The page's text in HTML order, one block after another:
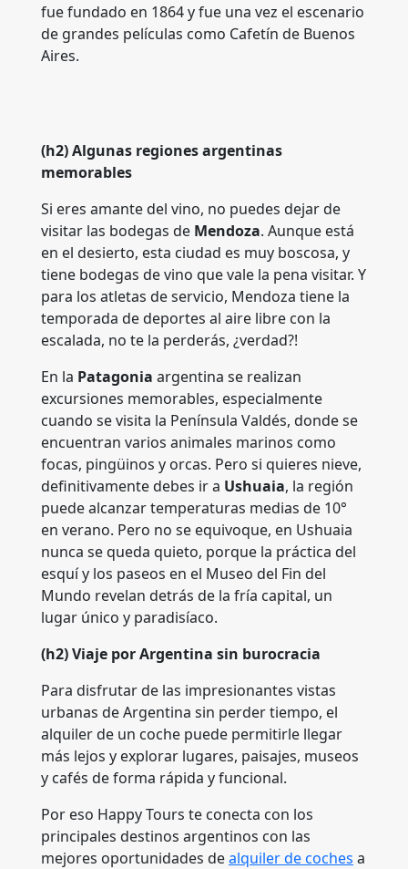
fue fundado en 1864 y fue una vez el escenario
de grandes películas como Cafetín de Buenos
Aires.
(h2) Algunas regiones argentinas
memorables
Si eres amante del vino, no puedes dejar de
visitar las bodegas de Mendoza. Aunque está
en el desierto, esta ciudad es muy boscosa, y
tiene bodegas de vino que vale la pena visitar. Y
para los atletas de servicio, Mendoza tiene la
temporada de deportes al aire libre con la
escalada, no te la perderás, ¿verdad?!
En la Patagonia argentina se realizan
excursiones memorables, especialmente
cuando se visita la Península Valdés, donde se
encuentran varios animales marinos como
focas, pingüinos y orcas. Pero si quieres nieve,
definitivamente debes ir a Ushuaia, la región
puede alcanzar temperaturas medias de 10°
en verano. Pero no se equivoque, en Ushuaia
nunca se queda quieto, porque la práctica del
esquí y los paseos en el Museo del Fin del
Mundo revelan detrás de la fría capital, un
lugar único y paradisíaco.
(h2) Viaje por Argentina sin burocracia
Para disfrutar de las impresionantes vistas
urbanas de Argentina sin perder tiempo, el
alquiler de un coche puede permitirle llegar
más lejos y explorar lugares, paisajes, museos
y cafés de forma rápida y funcional.
Por eso Happy Tours te conecta con los
principales destinos argentinos con las
mejores oportunidades dealquiler de coches a